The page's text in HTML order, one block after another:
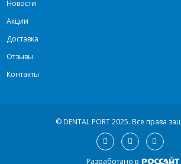
Новости
Акции
Доставка
Отзывы
Контакты
© DENTAL PORT 2025. Все права
Разработано в